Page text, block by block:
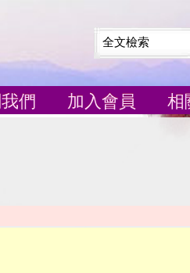
們 加入會員 相